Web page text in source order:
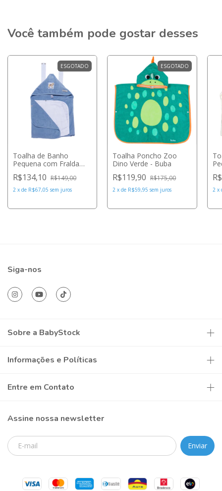
Você também pode gostar desses
ESGOTADO
Toalha de Banho
Pequena com Fralda
Colorida Cavalo - DBella
for Baby
R$134,10 R$149,00
2 x de R$67,05 sem juros
ESGOTADO
Toalha Poncho Zoo
Dino Verde - Buba
R$119,90 R$175,00
2 xde R$59,95 sem juros 2 x
Siga-nos
Sobre a BabyStock
Informações e Políticas
Entre em Contato
Assine nossa newsletter